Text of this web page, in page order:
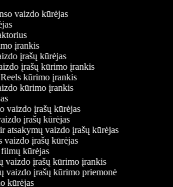
vaizdo kūrėjas
įrankis
įrašų kūrėjas
įrašų kūrimo įrankis
Reels kūrimo įrankis
kūrimo įrankis
vaizdo įrašų kūrėjas
įrašų kūrėjas
atsakymų vaizdo įrašų kūrėjas
vaizdo įrašų kūrėjas
filmų kūrėjas
vaizdo įrašų kūrimo įrankis
vaizdo įrašų kūrimo priemonė
kūrėjas